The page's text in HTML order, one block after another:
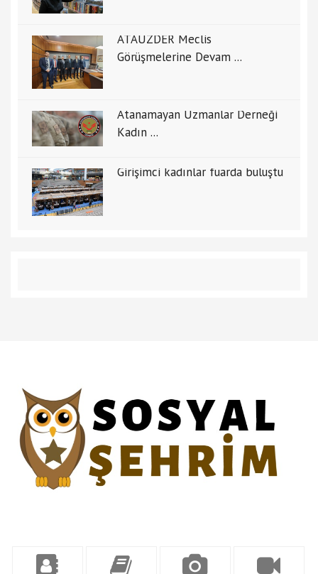
ATAUZDER Meclis
Görüşmelerine Devam ...
Atanamayan Uzmanlar Derneği
Kadın ...
Girişimci kadınlar fuarda buluştu